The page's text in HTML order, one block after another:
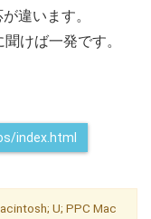
違います。
けば一発です。
index.html
U; PPC Mac